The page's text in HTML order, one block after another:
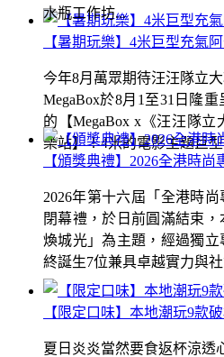
【暑期玩樂】4米巨型充氣
今年8月萬眾期待汪汪隊立
MegaBox於8月1至31日隆
的【MegaBox x《汪汪隊
樂站】！4米的電影主題巨
【限定口味】本地潮玩9款
夏日炎炎當然要食返杯涼透
水瓶工作坊...
【頒獎典禮】2026全港時尚
2026年第十六屆「全港時
閉幕禮，於日前圓滿結束
煥城光」為主題，經過獨
終誕生7位兼具卓越實力與